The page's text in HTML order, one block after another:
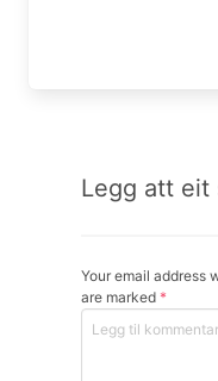
Legg att eit
Your email address
are marked *